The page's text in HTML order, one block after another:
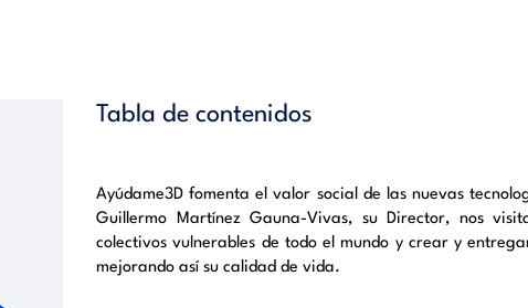
Tabla de contenidos
Ayúdame3D fomenta el valor social de las nuevas
Guillermo Martínez Gauna-Vivas, su Director, nos
colectivos vulnerables de todo el mundo y crear y
mejorando así su calidad de vida.